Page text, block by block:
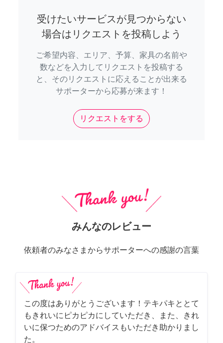
受けたいサービスが見つからない
場合はリクエストを投稿しよう
ご希望内容、エリア、予算、家具の名前や
数などを入力してリクエストを投稿する
と、そのリクエストに応えることが出来る
サポーターから応募が来ます！
リクエストをする
みんなのレビュー
依頼者のみなさまからサポーターへの感謝の言葉
この度はありがとうございます！テキパキととて
もきれいにピカピカにしていただき、また、きれ
いに保つためのアドバイスもいただき助かりまし
た。